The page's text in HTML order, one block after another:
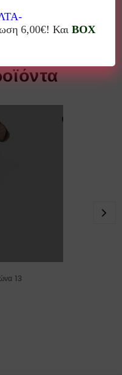
13
6,00€! ΚαιBOX